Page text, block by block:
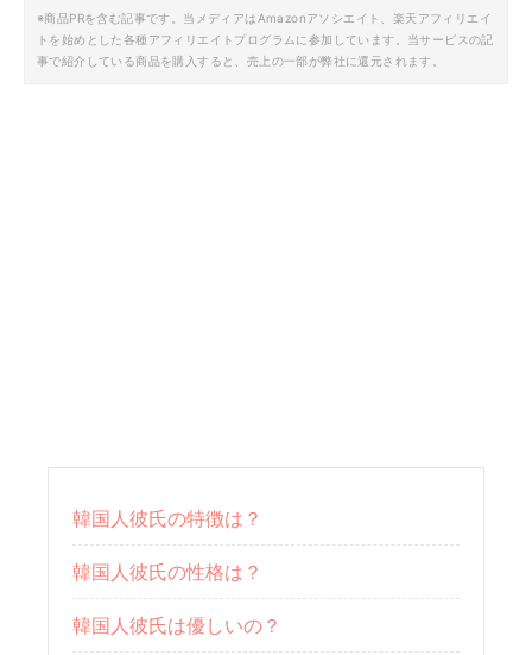
※商品PRを含む記事です。当メディアはAmazonアソシエイト、楽天アフィリエイ
トを始めとした各種アフィリエイトプログラムに参加しています。当サービスの記
事で紹介している商品を購入すると、売上の一部が弊社に還元されます。
韓国人彼氏の特徴は？
韓国人彼氏の性格は？
韓国人彼氏は優しいの？